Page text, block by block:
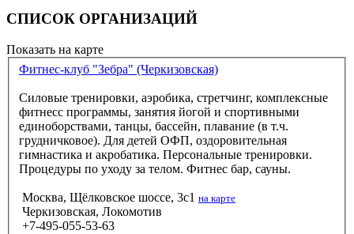
СПИСОК ОРГАНИЗАЦИЙ
Показать на карте
Фитнес-клуб "Зебра" (Черкизовская)
Силовые тренировки, аэробика, стретчинг, комплексные
фитнесс программы, занятия йогой и спортивными
единоборствами, танцы, бассейн, плавание (в т.ч.
грудничковое). Для детей ОФП, оздоровительная
гимнастика и акробатика. Персональные тренировки.
Процедуры по уходу за телом. Фитнес бар, сауны.
Москва, Щёлковское шоссе, 3с1 на карте
Черкизовская, Локомотив
+7-495-055-53-63